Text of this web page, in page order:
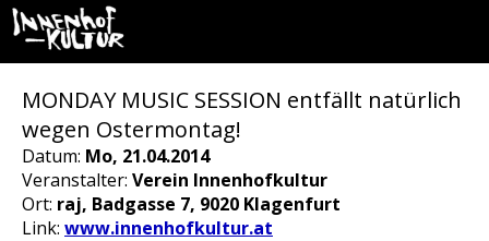
MONDAY MUSIC SESSION entfällt natürlich
wegen Ostermontag!
Datum: Mo, 21.04.2014
Veranstalter: Verein Innenhofkultur
Ort: raj, Badgasse 7, 9020 Klagenfurt
Link: www.innenhofkultur.at